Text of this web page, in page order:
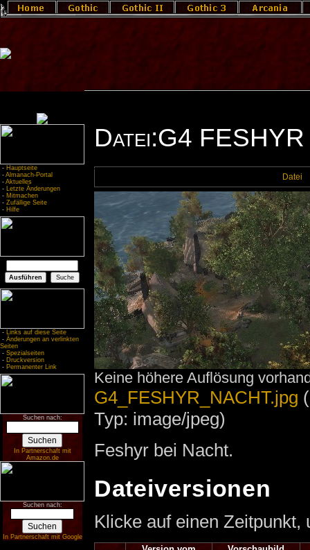
- Hauptseite
- Almanach-Portal
- Aktuelles
- Letzte Änderungen
- Mitmachen
- Zufällige Seite
- Hilfe
- Links auf diese Seite
- Änderungen an verlinkten
Seiten
- Spezialseiten
- Druckversion
- Permanenter Link
Suchen nach:
In Partnerschaft mit
Amazon.de
Suchen nach:
In Partnerschaft mit Google
Datei:G4
Datei
Keine höhere Auflösung
G4_FESHYR_NACHT.jpg
Typ: image/jpeg)
Feshyr bei Nacht.
Dateiversionen
Klicke auf einen